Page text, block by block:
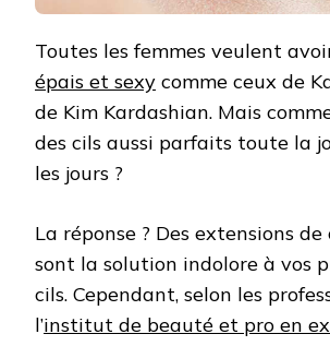
Toutes les femmes veulent
épais et sexy comme ceux de
de Kim Kardashian. Mais
des cils aussi parfaits toute la
les jours ?
La réponse ? Des extensions de
sont la solution indolore à vos
cils. Cependant, selon les
l’institut de beauté et pro en